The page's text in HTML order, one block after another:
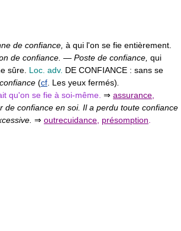
de confiance, à qui l'on se fie entièrement.
de confiance. — Poste de confiance, qui
sûre. Loc. adv. DE CONFIANCE : sans se
(cf . Les yeux fermés)
qu'on se fie à soi-même. ⇒ assurance
de confiance en soi. Il a perdu toute confiance
⇒ outrecuidance présomption